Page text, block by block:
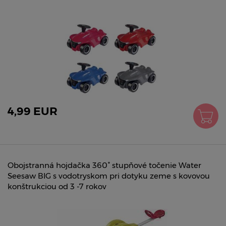
4,99 EUR
Obojstranná hojdačka 360° stupňové točenie Water
Seesaw BIG s vodotryskom pri dotyku zeme s kovovou
konštrukciou od 3 -7 rokov